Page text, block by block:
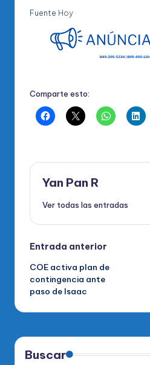
Fuente Hoy
Comparte esto:
Yan Pan R
Ver todas las entradas
Navegación
de
entradas
Entrada anterior
COE activa plan de
contingencia ante
paso de Isaac
Buscar